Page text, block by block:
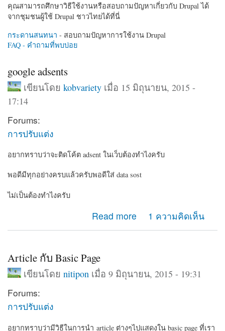
คุณสามารถศึกษาวิธีใช้งานหรือสอบถามปัญหาเกี่ยวกับ Drupal ได้
จากชุมชนผู้ใช้ Drupal ชาวไทยได้ที่นี่
กระดานสนทนา - สอบถามปัญหาการใช้งาน Drupal
FAQ - คำถามที่พบบ่อย
google adsents
เขียนโดย kobvarietyเมื่อ 15 มิถุนายน, 2015 -
17:14
Forums:
การปรับแต่ง
อยากทราบว่าจะติดโค้ต adsent ในเว็บต้องทำไงครับ
พอดีมีทุกอย่างครบแล้วครับพอดีใส่ data sost
ไม่เป็นต้องทำไงครับ
Read more 1 ความคิดเห็น
Article กับ Basic Page
เขียนโดย nitiponเมื่อ 9 มิถุนายน, 2015 - 19:31
Forums:
การปรับแต่ง
อยากทราบว่ามีวิธีในการนำ article ต่างๆไปแสดงใน basic page ที่เรา